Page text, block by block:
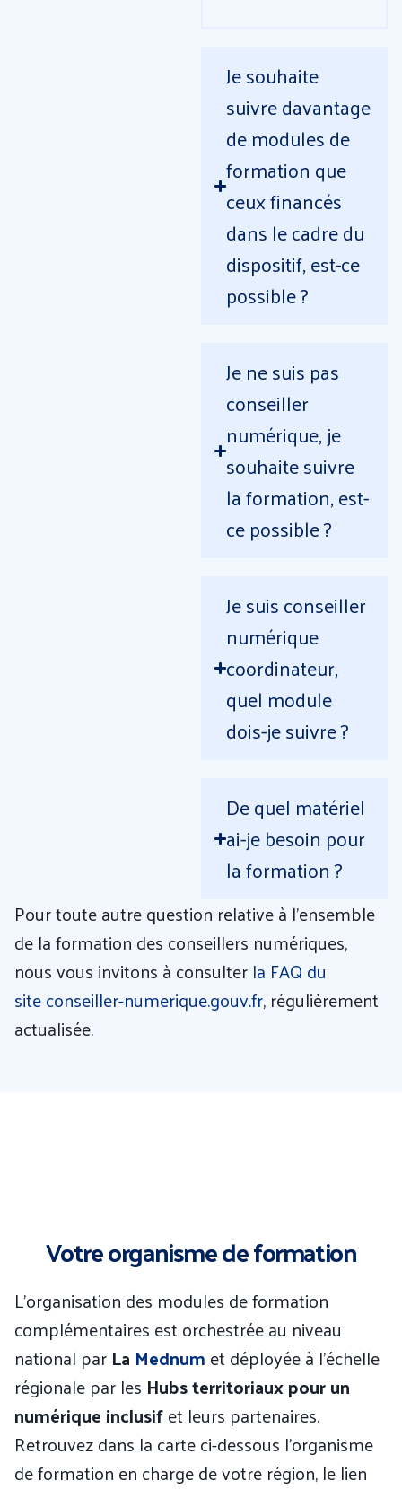
Je souhaite
suivre davantage
de modules de
formation que
ceux financés
dans le cadre du
dispositif, est-ce
possible ?
Je ne suis pas
conseiller
numérique, je
souhaite suivre
la formation, est-
ce possible ?
Je suis conseiller
numérique
coordinateur,
quel module
dois-je suivre ?
De quel matériel
ai-je besoin pour
la formation ?
Pour toute autre question relative à l’ensemble
de la formation des conseillers numériques,
nous vous invitons à consulterla FAQ du
siteconseiller-numerique.gouv.fr, régulièrement
actualisée.
Votre organisme de formation
L’organisation des modules de formation
complémentaires est orchestrée au niveau
national parLa Mednumet déployée à l’échelle
régionale par les Hubs territoriaux pour un
numérique inclusifet leurs partenaires.
Retrouvez dans la carte ci-dessous l’organisme
de formation en charge de votre région, le lien